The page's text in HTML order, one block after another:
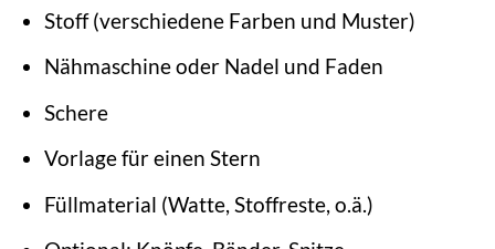
Stoff (verschiedene Farben und Muster)
Nähmaschine oder Nadel und Faden
Schere
Vorlage für einen Stern
Füllmaterial (Watte, Stoffreste, o.ä.)